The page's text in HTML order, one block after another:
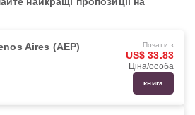
Aires (AEP) Почати з
US$ 33.83
Ціна/особа
книга